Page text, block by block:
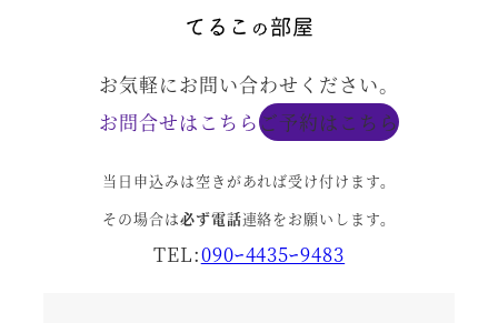
お気軽にお問い合わせください。
お問合せはこちらご予約はこちら
当日申込みは空きがあれば受け付けます。
その場合は必ず電話連絡をお願いします。
TEL:090ｰ4435ｰ9483